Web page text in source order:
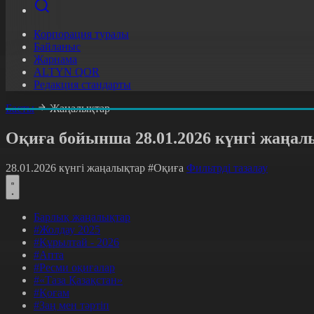
Корпорация туралы
Байланыс
Жарнама
ALTYN QOR
Редакция стандарты
Басты
Жаңалықтар
Оқиға бойынша 28.01.2026 күнгі
28.01.2026 күнгі жаңалықтар #Оқиға Фильтрді тазалау
Барлық жаңалықтар
#Жолдау 2025
#Құрылтай - 2026
#Апта
#Ресми оқиғалар
#«Таза Қазақстан»
#Қоғам
#Заң мен тәртіп